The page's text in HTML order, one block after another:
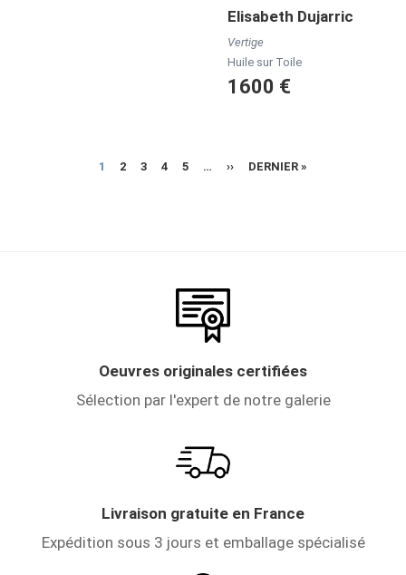
Elisabeth Dujarric
Vertige
Huile sur Toile
1600 €
PAGE
1 PAGE
2 PAGE
3 PAGE
4 PAGE
5 …
PAGE
››
DERNIÈRE
DERNIER »
Oeuvres originales certifiées
Sélection par l'expert de notre galerie
Livraison gratuite en France
Expédition sous 3 jours et emballage spécialisé